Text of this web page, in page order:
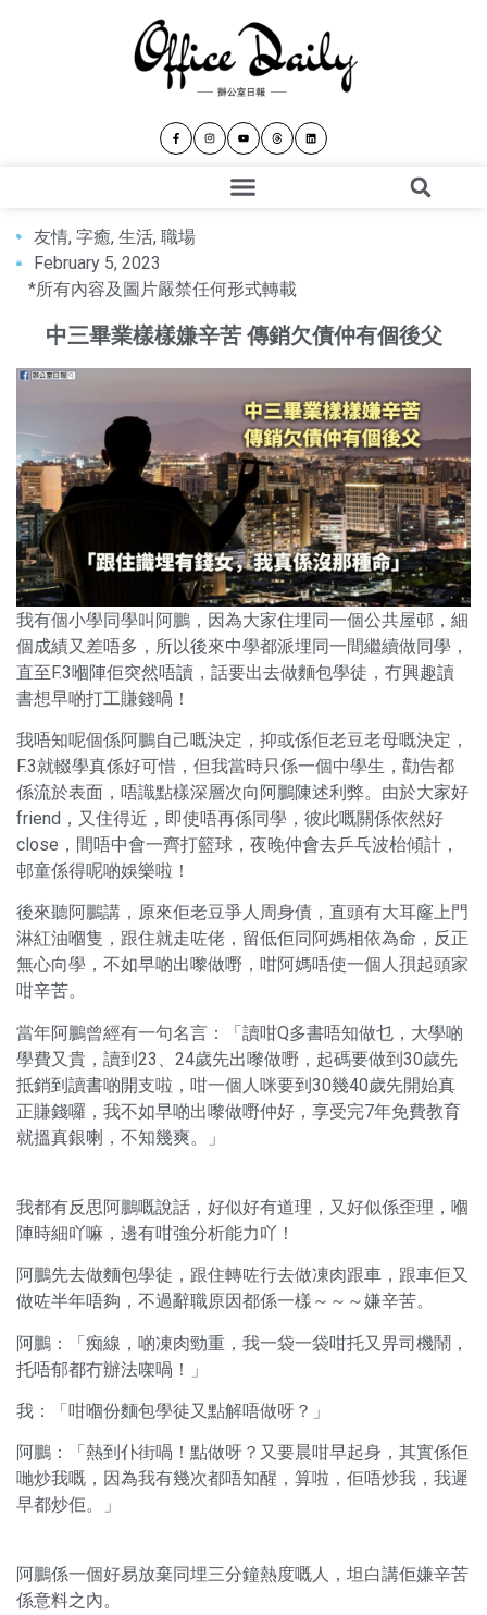
友情, 字癒, 生活, 職場
February 5, 2023
*所有內容及圖片嚴禁任何形式轉載
中三畢業樣樣嫌辛苦 傳銷欠債仲有個後父
我有個小學同學叫阿鵬，因為大家住埋同一個公共屋邨，細
個成績又差唔多，所以後來中學都派埋同一間繼續做同學，
直至F.3嗰陣佢突然唔讀，話要出去做麵包學徒，冇興趣讀
書想早啲打工賺錢喎！
我唔知呢個係阿鵬自己嘅決定，抑或係佢老豆老母嘅決定，
F.3就輟學真係好可惜，但我當時只係一個中學生，勸告都
係流於表面，唔識點樣深層次向阿鵬陳述利弊。由於大家好
friend，又住得近，即使唔再係同學，彼此嘅關係依然好
close，間唔中會一齊打籃球，夜晚仲會去乒乓波枱傾計，
邨童係得呢啲娛樂啦！
後來聽阿鵬講，原來佢老豆爭人周身債，直頭有大耳窿上門
淋紅油嗰隻，跟住就走咗佬，留低佢同阿媽相依為命，反正
無心向學，不如早啲出嚟做嘢，咁阿媽唔使一個人孭起頭家
咁辛苦。
當年阿鵬曾經有一句名言：「讀咁Q多書唔知做乜，大學啲
學費又貴，讀到23、24歲先出嚟做嘢，起碼要做到30歲先
抵銷到讀書啲開支啦，咁一個人咪要到30幾40歲先開始真
正賺錢囉，我不如早啲出嚟做嘢仲好，享受完7年免費教育
就搵真銀喇，不知幾爽。」
我都有反思阿鵬嘅說話，好似好有道理，又好似係歪理，嗰
陣時細吖嘛，邊有咁強分析能力吖！
阿鵬先去做麵包學徒，跟住轉咗行去做凍肉跟車，跟車佢又
做咗半年唔夠，不過辭職原因都係一樣～～～嫌辛苦。
阿鵬：「痴線，啲凍肉勁重，我一袋一袋咁托又畀司機鬧，
托唔郁都冇辦法㗎喎！」
我：「咁嗰份麵包學徒又點解唔做呀？」
阿鵬：「熱到仆街喎！點做呀？又要晨咁早起身，其實係佢
哋炒我嘅，因為我有幾次都唔知醒，算啦，佢唔炒我，我遲
早都炒佢。」
阿鵬係一個好易放棄同埋三分鐘熱度嘅人，坦白講佢嫌辛苦
係意料之內。